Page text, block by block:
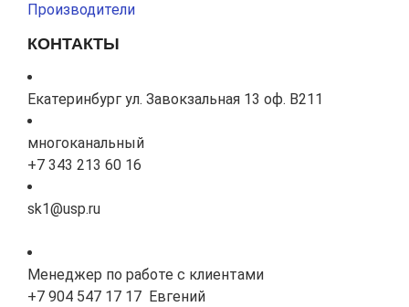
Производители
КОНТАКТЫ
Екатеринбург ул. Завокзальная 13 оф. В211
многоканальный
+7 343 213 60 16
sk1@usp.ru
Менеджер по работе с клиентами
+7 904 547 17 17 Евгений